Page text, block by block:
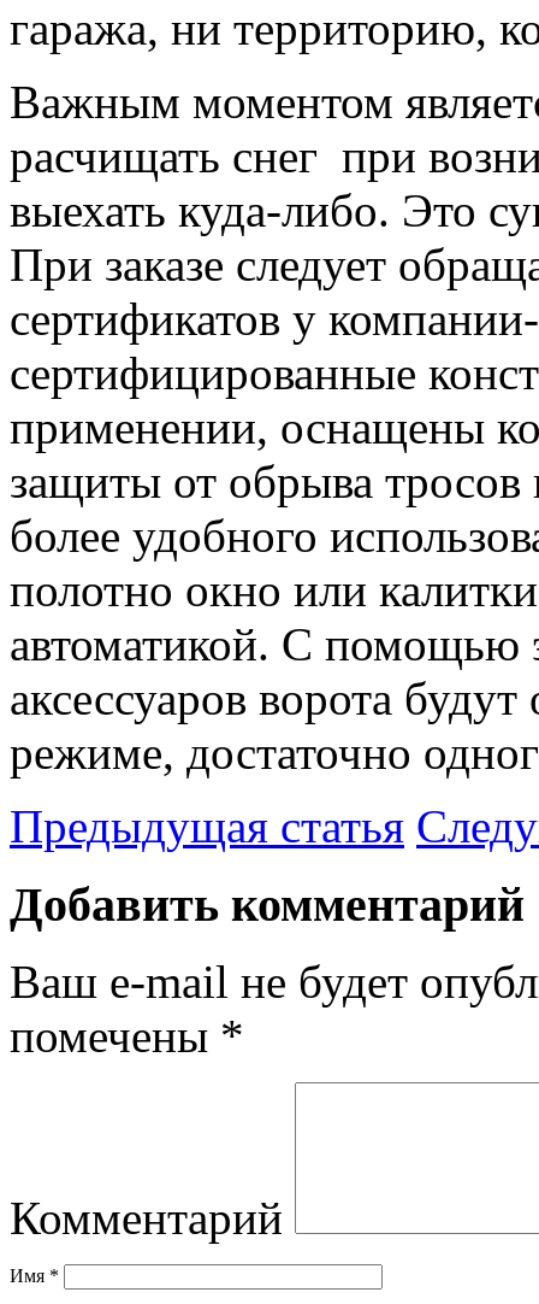
гаража, ни территорию,
Важным моментом
расчищать снег при
выехать куда-либо. Это
При заказе следует
сертификатов у
сертифицированные
применении, оснащены
защиты от обрыва
более удобного
полотно окно или
автоматикой. С помощью
аксессуаров ворота
режиме, достаточно
Предыдущая статья
Добавить комментарий
Ваш e-mail не будет
помечены *
Комментарий
Имя *